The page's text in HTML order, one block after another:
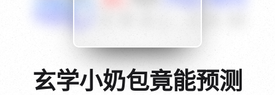
{if condition="$obj.vod_points
gt 0"}
28短剧
玄学小奶包竟能预测